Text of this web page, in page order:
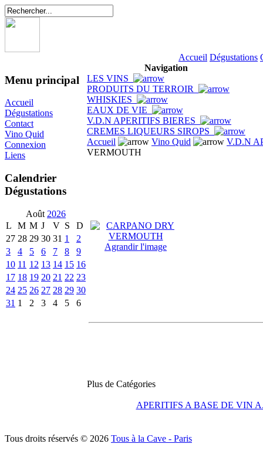
Accueil Dégustations
Menu principal
Accueil
Dégustations
Contact
Vino Quid
Connexion
Liens
Calendrier
Dégustations
Août 2026
L
M M J V S
D
27 28 29 30 31 1
2
3
4 5 6 7 8
9
10 11 12 13 14 15 16
17 18 19 20 21 22 23
24 25 26 27 28 29 30
31 1 2 3 4 5 6
Navigation
LES VINS
PRODUITS DU TERROIR
WHISKIES
EAUX DE VIE
V.D.N APERITIFS BIERES
CREMES LIQUEURS SIROPS
Accueil
Vino Quid
V.D.N
VERMOUTH
Agrandir l'image
Plus de Catégories
APERITIFS A BASE DE VIN
Tous droits réservés © 2026 Tous à la Cave - Paris